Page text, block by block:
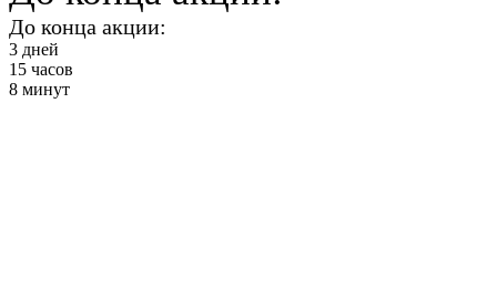
До конца акции:
3 дней
15 часов
8 минут